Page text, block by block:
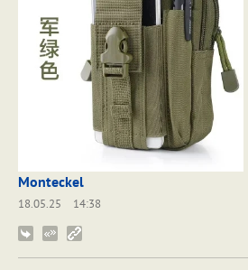
Monteckel
18.05.25
14:38